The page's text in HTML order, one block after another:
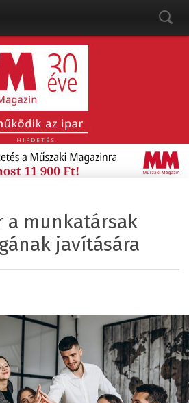
HIRDETÉS
a munkatársak
javítására